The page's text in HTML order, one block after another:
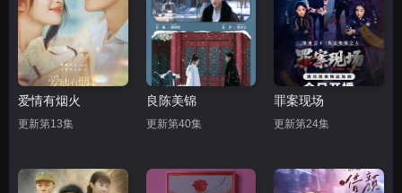
爱情有烟火
更新第13集
良陈美锦
更新第40集
罪案现场
更新第24集